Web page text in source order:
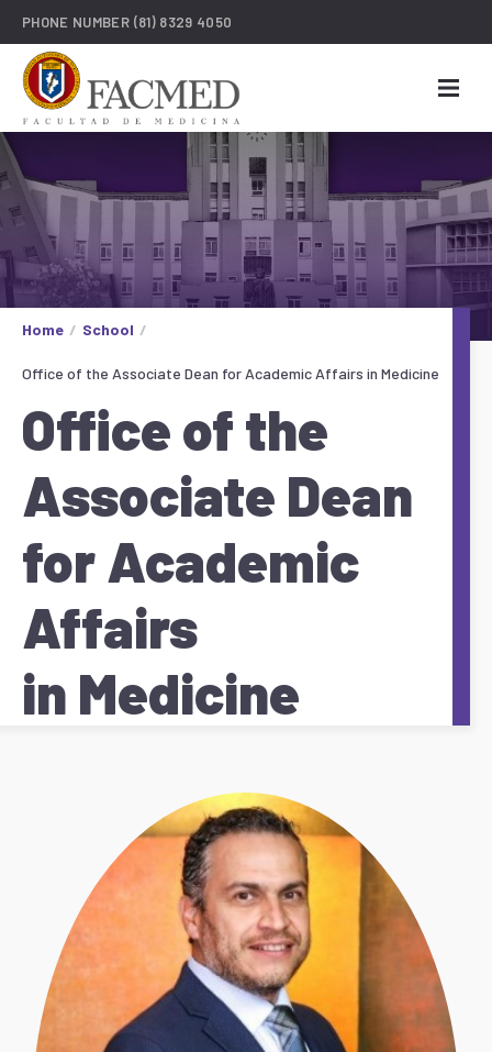
PHONE NUMBER (81) 8329 4050
Home School
Office of the Associate Dean for Academic Affairs in Medicine
Office of the
Associate Dean
for Academic
Affairs
in Medicine